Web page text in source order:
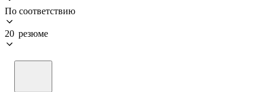
По соответствию
20 резюме